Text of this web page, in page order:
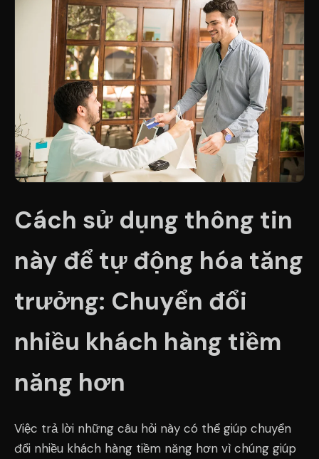
Cách sử dụng thông tin
này để tự động hóa tăng
trưởng: Chuyển đổi
nhiều khách hàng tiềm
năng hơn
Việc trả lời những câu hỏi này có thể giúp chuyển
đổi nhiều khách hàng tiềm năng hơn vì chúng giúp